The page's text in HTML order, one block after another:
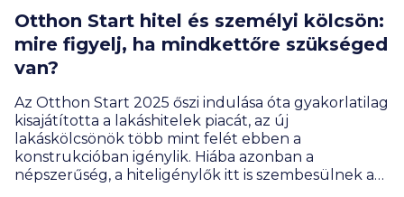
Otthon Start hitel és személyi kölcsön:
mire figyelj, ha mindkettőre szükséged
van?
Az Otthon Start 2025 őszi indulása óta gyakorlatilag
kisajátította a lakáshitelek piacát, az új
lakáskölcsönök több mint felét ebben a
konstrukcióban igénylik. Hiába azonban a
népszerűség, a hiteligénylők itt is szembesülnek az